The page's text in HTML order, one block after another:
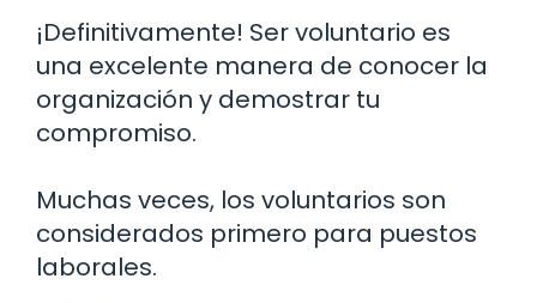
¡Definitivamente! Ser voluntario es
una excelente manera de conocer la
organización y demostrar tu
compromiso.
Muchas veces, los voluntarios son
considerados primero para puestos
laborales.